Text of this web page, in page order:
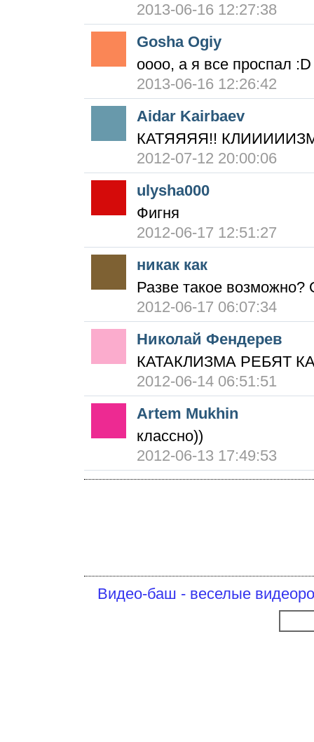
2013-06-16 12:27:38
Gosha Ogiy
оооо, а я все проспал :D
2013-06-16 12:26:42
Aidar Kairbaev
КАТЯЯЯЯ!!
2012-07-12 20:00:06
ulysha000
Фигня
2012-06-17 12:51:27
никак как
Разве такое возможно?
2012-06-17 06:07:34
Николай Фендерев
КАТАКЛИЗМА РЕБЯТ
2012-06-14 06:51:51
Artem Mukhin
классно))
2012-06-13 17:49:53
Видео-баш - веселые